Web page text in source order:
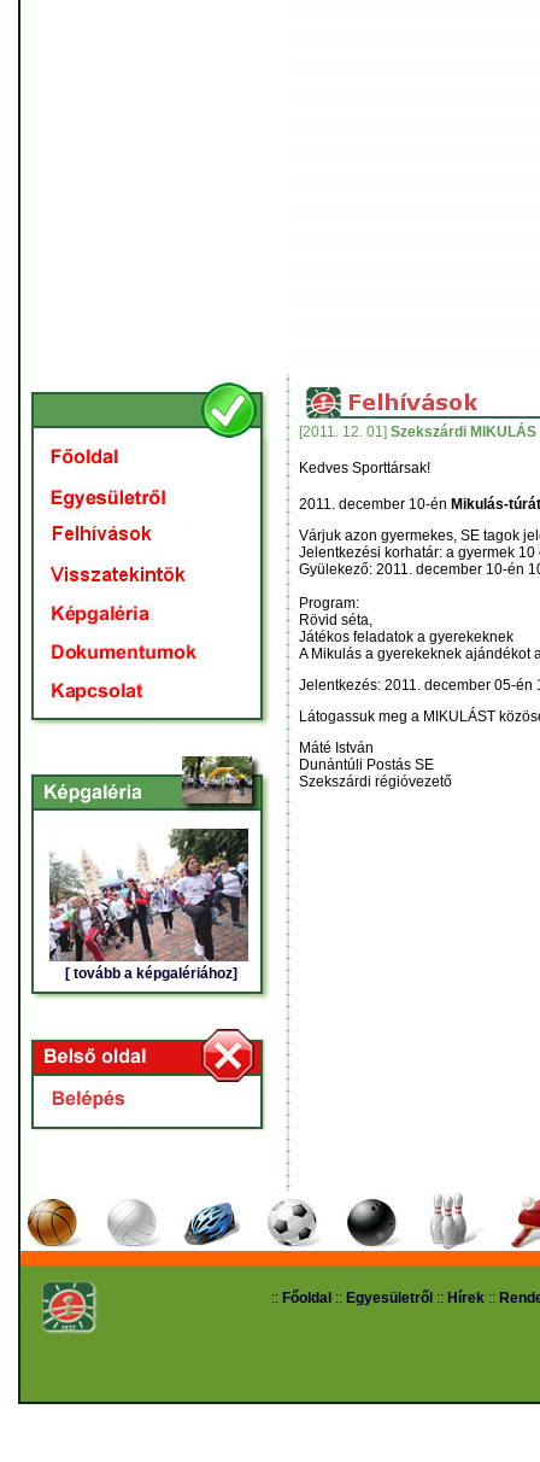
[ tovább a képgalériához]
[2011. 12. 01] Szekszárdi MIKULÁS
Kedves Sporttársak!
2011. december 10-én Mikulás-
Várjuk azon gyermekes, SE tagok
Jelentkezési korhatár: a gyermek 10
Gyülekező: 2011. december 10-én
Program:
Rövid séta,
Játékos feladatok a gyerekeknek
A Mikulás a gyerekeknek ajándékot
Jelentkezés: 2011. december 05-
Látogassuk meg a MIKULÁST
Máté István
Dunántúli Postás SE
Szekszárdi régióvezető
:: Főoldal :: Egyesületről :: Hírek ::